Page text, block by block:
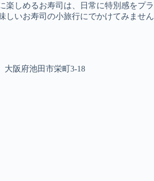
楽しめるお寿司は、日常に特別感をプラ
しいお寿司の小旅行にでかけてみません
大阪府池田市栄町3-18